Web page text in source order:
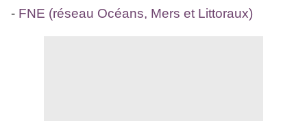
- FNE (réseau Océans, Mers et Littoraux)